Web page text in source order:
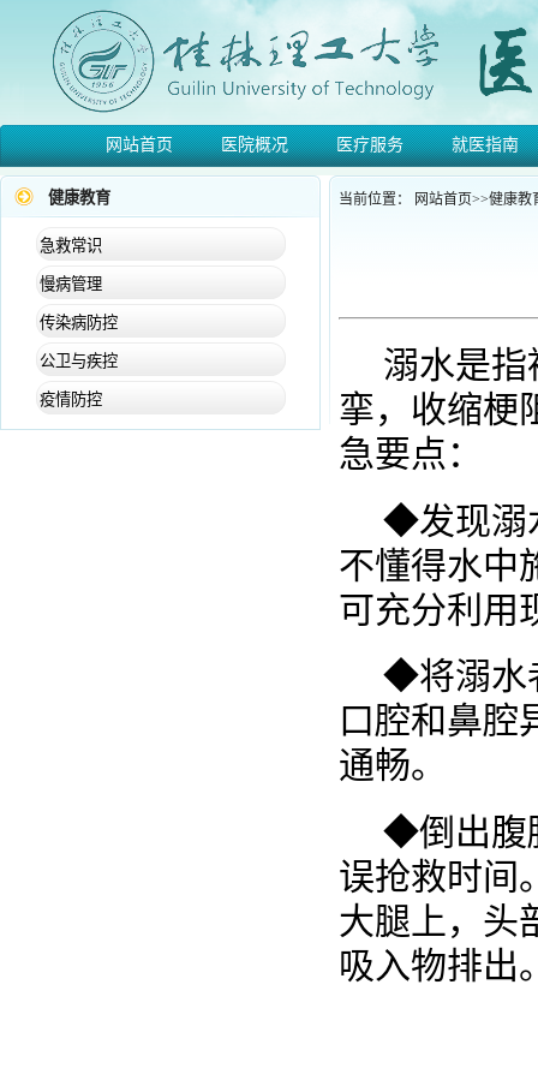
网站首页 医院概况 医疗服务 就医指南
健康教育
急救常识
慢病管理
传染病防控
公卫与疾控
疫情防控
当前位置： 网站首页>>健康教
溺水是
挛，收缩梗
急要点：
◆发现溺
不懂得水中
可充分利用
◆将溺水
口腔和鼻腔
通畅。
◆倒出腹
误抢救时间
大腿上，头
吸入物排出